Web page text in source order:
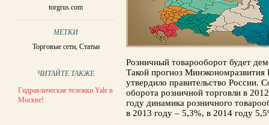
torgrus.com
МЕТКИ
Торговые сети, Статьи
ЧИТАЙТЕ ТАКЖЕ
Гидравлические тележки Yale в
Москве!
Розничный товарооборот будет
Такой прогноз
утвердило правительство России.
оборота розничной торговли в
году динамика розничного
в 2013 году – 5,3%, в 2014 году